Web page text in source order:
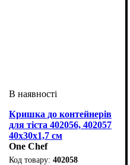
Кришка до контейнерів
для тіста 402056, 402057
40х30х1,7 см
One Chef
402058